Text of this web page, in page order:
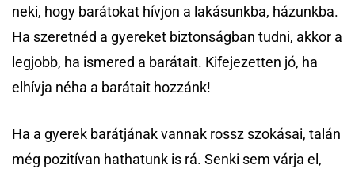
neki, hogy barátokat hívjon a lakásunkba, házunkba.
Ha szeretnéd a gyereket biztonságban tudni, akkor a
legjobb, ha ismered a barátait. Kifejezetten jó, ha
elhívja néha a barátait hozzánk!
Ha a gyerek barátjának vannak rossz szokásai, talán
még pozitívan hathatunk is rá. Senki sem várja el,